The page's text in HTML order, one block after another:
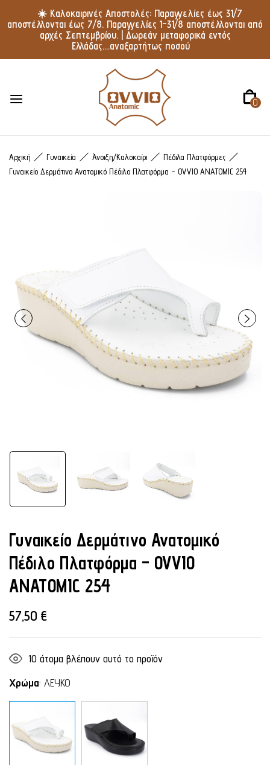
☀️ Καλοκαιρινές Αποστολές: Παραγγελίες έως 31/7
αποστέλλονται έως 7/8. Παραγγελίες 1–31/8 αποστέλλονται από
αρχές Σεπτεμβρίου. | Δωρεάν μεταφορικά εντός
Ελλάδας....αναξαρτήτως ποσού
0
Αρχική Γυναικεία Άνοιξη/Καλοκαίρι
Πέδιλα Πλατφόρμες
Γυναικείο Δερμάτινο Ανατομικό Πέδιλο Πλατφόρμα – OVVIO ANATOMIC 254
Γυναικείο Δερμάτινο Ανατομικό
Πέδιλο Πλατφόρμα – OVVIO
ANATOMIC 254
57,50 €
10 άτομα βλέπουν αυτό το προϊόν
Χρώμα: ΛΕΥΚΟ